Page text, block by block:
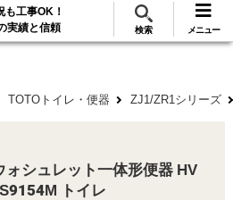
万件! 無料見積
も工事OK！
実績と信頼
検索 メニュー
TOTOトイレ・便器 ZJ1/ZR1シリーズ
ォシュレット一体形便器 HV
トイレ